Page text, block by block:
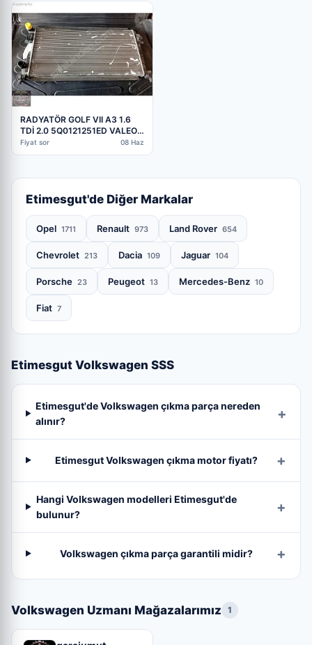
RADYATÖR GOLF VII A3 1.6
TDİ 2.0 5Q0121251ED VALEO
HASARLI
Fiyat sor 08 Haz
Etimesgut'de Diğer Markalar
Opel 1711 Renault 973 Land Rover 654
Chevrolet 213 Dacia 109 Jaguar 104
Porsche 23 Peugeot 13 Mercedes-Benz 10
Fiat 7
Etimesgut Volkswagen SSS
Etimesgut'de Volkswagen çıkma parça nereden
alınır?
Etimesgut Volkswagen çıkma motor fiyatı?
Hangi Volkswagen modelleri Etimesgut'de
bulunur?
Volkswagen çıkma parça garantili midir?
Volkswagen Uzmanı Mağazalarımız 1